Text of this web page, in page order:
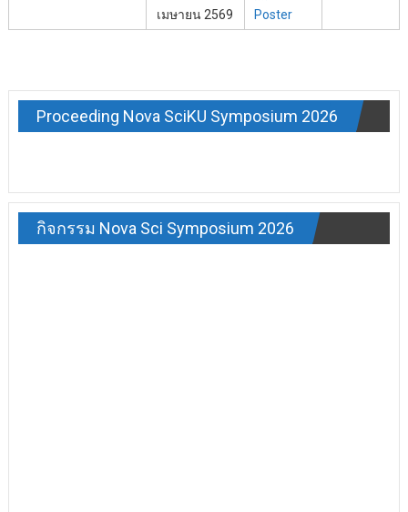
เมษายน 2569
Poster
Proceeding Nova SciKU Symposium 2026
กิจกรรม Nova Sci Symposium 2026